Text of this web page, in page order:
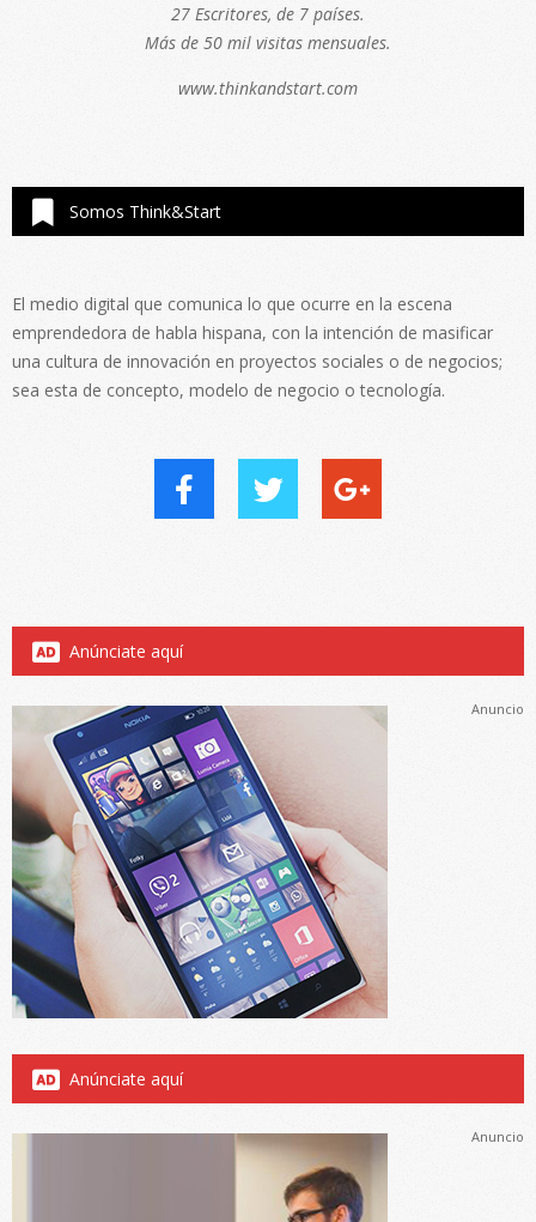
27 Escritores, de 7 países.
Más de 50 mil visitas mensuales.
www.thinkandstart.com
Somos Think&Start
El medio digital que comunica lo que ocurre en la escena
emprendedora de habla hispana, con la intención de masificar
una cultura de innovación en proyectos sociales o de negocios;
sea esta de concepto, modelo de negocio o tecnología.
Anúnciate aquí
Anuncio
Anúnciate aquí
Anuncio